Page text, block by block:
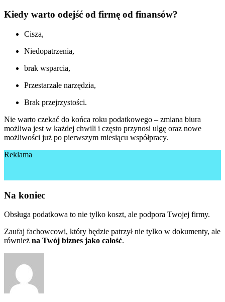
Kiedy warto odejść od firmę od finansów?
Cisza,
Niedopatrzenia,
brak wsparcia,
Przestarzałe narzędzia,
Brak przejrzystości.
Nie warto czekać do końca roku podatkowego – zmiana biura
możliwa jest w każdej chwili i często przynosi ulgę oraz nowe
możliwości już po pierwszym miesiącu współpracy.
Reklama
Na koniec
Obsługa podatkowa to nie tylko koszt, ale podpora Twojej firmy.
Zaufaj fachowcowi, który będzie patrzył nie tylko w dokumenty, ale
również na Twój biznes jako całość.